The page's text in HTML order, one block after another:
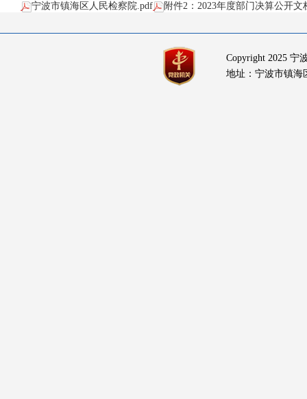
宁波市镇海区人民检察院.pdf 附件2：2023年度部门决算公开文
Copyright 2025 宁
地址：宁波市镇海